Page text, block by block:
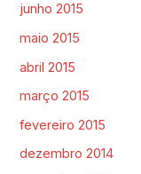
junho 2015
maio 2015
abril 2015
março 2015
fevereiro 2015
dezembro 2014